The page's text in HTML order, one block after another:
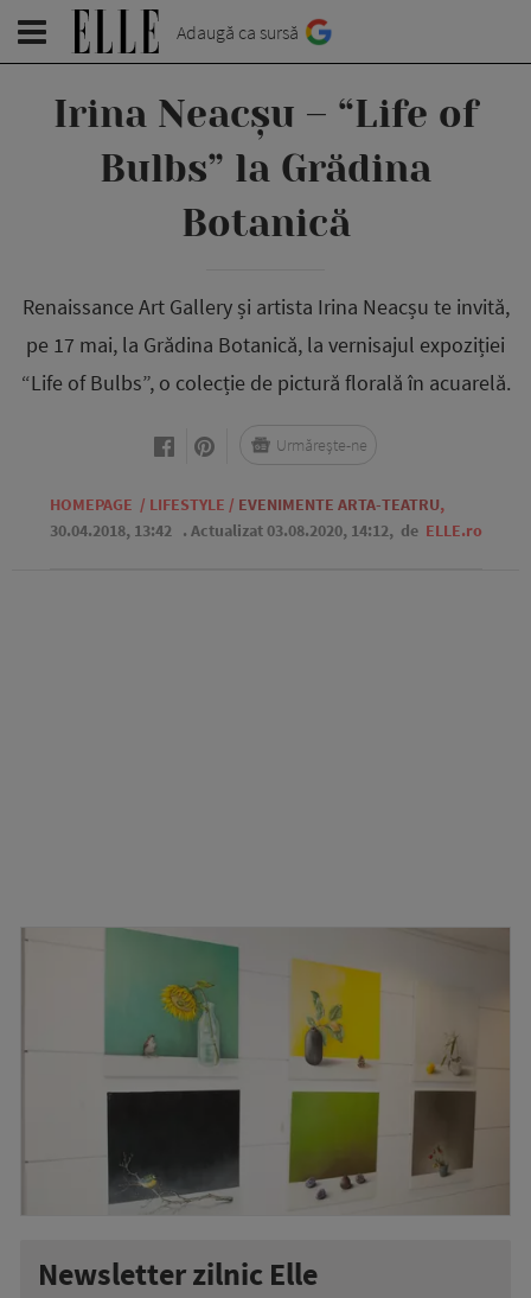
Adaugă ca sursă
Irina Neacșu – “Life of
Bulbs” la Grădina
Botanică
Renaissance Art Gallery și artista Irina Neacșu te invită,
pe 17 mai, la Grădina Botanică, la vernisajul expoziției
“Life of Bulbs”, o colecție de pictură florală în acuarelă.
HOMEPAGE / LIFESTYLE / EVENIMENTE ARTA-TEATRU,
30.04.2018, 13:42 . Actualizat 03.08.2020, 14:12, de ELLE.ro
Urmărește-ne
Newsletter zilnic Elle